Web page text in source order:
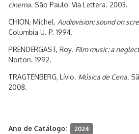
cinema. São Paulo: Via Lettera. 2003.
CHION, Michel. Audiovision: sound on
Columbia U. P. 1994.
PRENDERGAST, Roy. Film music: a
Norton. 1992.
TRAGTENBERG, Lívio. Música de Cena.
2008.
Ano de Catálogo: 2024